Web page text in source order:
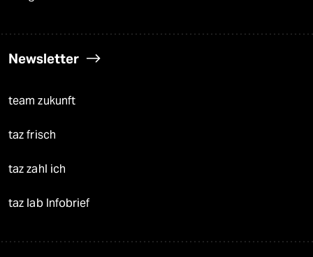
Newsletter
team zukunft
taz frisch
taz zahl ich
taz lab Infobrief